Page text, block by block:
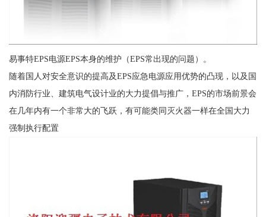
易事特EPS电源EPS本身的维护（EPS常出现的问题）。
随着国人对安全意识的提高及EPS应急电源应用优势的凸现，以及国
内消防行业、建筑电气设计业的大力提倡与推广，EPS的市场前景会
在几年内有一个非常大的飞跃，有可能类同灭火器一样在全国大力
强制执行配置